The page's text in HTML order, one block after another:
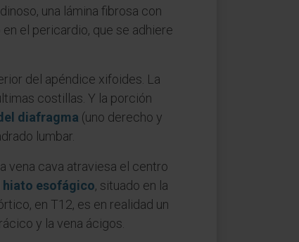
una lámina fibrosa con
el pericardio, que se adhiere
del apéndice xifoides. La
costillas. Y la porción
diafragma (uno derecho y
lumbar.
vena cava atraviesa el centro
hiato esofágico, situado en la
en T12, es en realidad un
y la vena ácigos.